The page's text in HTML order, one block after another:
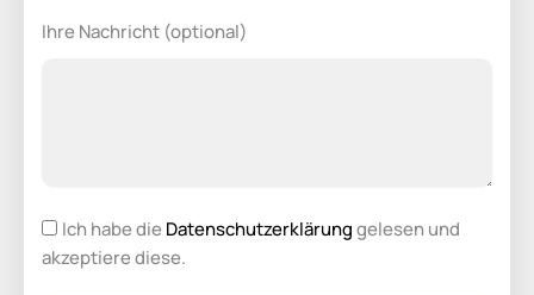
Ihre Nachricht (optional)
Ich habe dieDatenschutzerklärunggelesen und
akzeptiere diese.